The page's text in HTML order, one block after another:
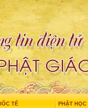
TẾ PHẬT HỌC